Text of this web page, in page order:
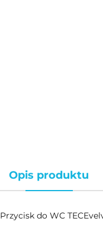
Opis produktu
Przycisk do WC